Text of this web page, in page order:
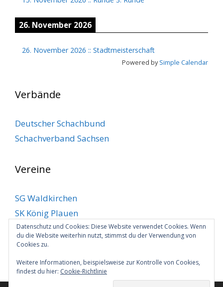
26. November 2026
26. November 2026 :: Stadtmeisterschaft
Powered bySimple Calendar
Verbände
Deutscher Schachbund
Schachverband Sachsen
Vereine
SG Waldkirchen
SK König Plauen
SV Klingenthal
SV Markneukirchen
VSC Plauen
Datenschutz und Cookies: Diese Website verwendet Cookies. Wenn
du die Website weiterhin nutzt, stimmst du der Verwendung von
Cookies zu.
Weitere Informationen, beispielsweise zur Kontrolle von Cookies,
findest du hier: Cookie-Richtlinie